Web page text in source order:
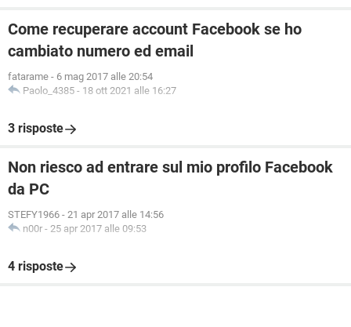
Come recuperare account Facebook se ho
cambiato numero ed email
fatarame - 6 mag 2017 alle 20:54
Paolo_4385 - 18 ott 2021 alle 16:27
3 risposte
Non riesco ad entrare sul mio profilo Facebook
da PC
STEFY1966 - 21 apr 2017 alle 14:56
n00r - 25 apr 2017 alle 09:53
4 risposte